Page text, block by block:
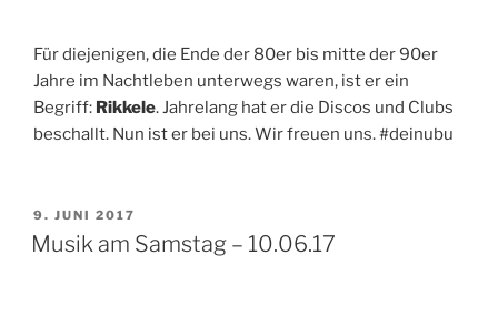
Für diejenigen, die Ende der 80er bis mitte der 90er
Jahre im Nachtleben unterwegs waren, ist er ein
Begriff: Rikkele. Jahrelang hat er die Discos und Clubs
beschallt. Nun ist er bei uns. Wir freuen uns. #deinubu
VERÖFFENTLICHT
AM
9. JUNI 2017
Musik am Samstag – 10.06.17